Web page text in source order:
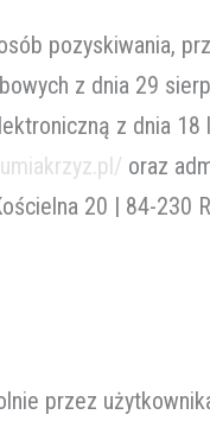
pozyskiwania,
z dnia 29
z dnia
oraz
20 | 84-230
przez